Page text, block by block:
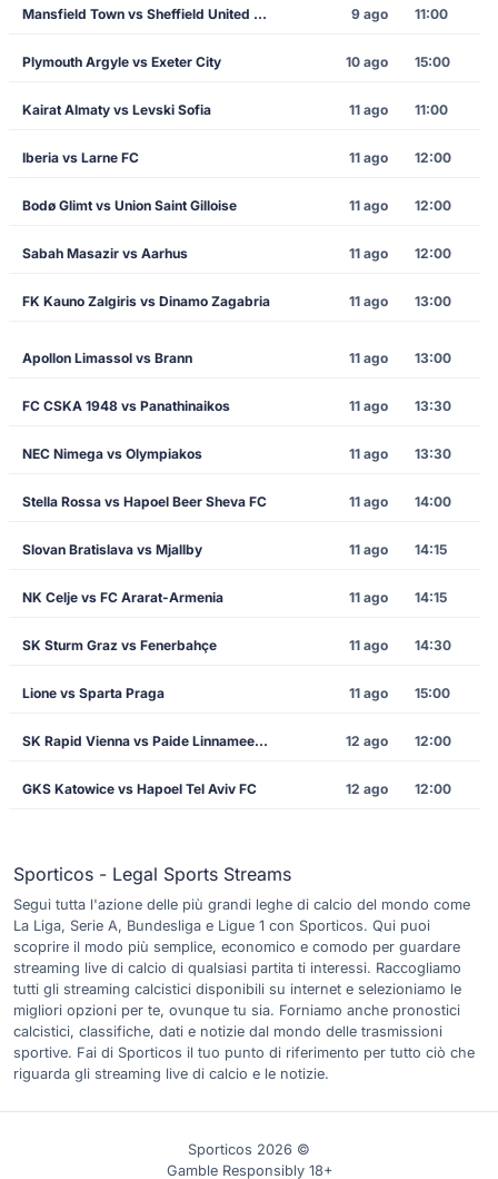
Mansfield Town vs Sheffield United FC 9 ago 11:00
Plymouth Argyle vs Exeter City 10 ago 15:00
Kairat Almaty vs Levski Sofia 11 ago 11:00
Iberia vs Larne FC 11 ago 12:00
Bodø Glimt vs Union Saint Gilloise 11 ago 12:00
Sabah Masazir vs Aarhus 11 ago 12:00
FK Kauno Zalgiris vs Dinamo Zagabria 11 ago 13:00
Apollon Limassol vs Brann 11 ago 13:00
FC CSKA 1948 vs Panathinaikos 11 ago 13:30
NEC Nimega vs Olympiakos 11 ago 13:30
Stella Rossa vs Hapoel Beer Sheva FC 11 ago 14:00
Slovan Bratislava vs Mjallby 11 ago 14:15
NK Celje vs FC Ararat-Armenia 11 ago 14:15
SK Sturm Graz vs Fenerbahçe 11 ago 14:30
Lione vs Sparta Praga 11 ago 15:00
SK Rapid Vienna vs Paide Linnameeskond 12 ago 12:00
GKS Katowice vs Hapoel Tel Aviv FC 12 ago 12:00
Sporticos - Legal Sports Streams
Segui tutta l'azione delle più grandi leghe di calcio del mondo come
La Liga, Serie A, Bundesliga e Ligue 1 con Sporticos. Qui puoi
scoprire il modo più semplice, economico e comodo per guardare
streaming live di calcio di qualsiasi partita ti interessi. Raccogliamo
tutti gli streaming calcistici disponibili su internet e selezioniamo le
migliori opzioni per te, ovunque tu sia. Forniamo anche pronostici
calcistici, classifiche, dati e notizie dal mondo delle trasmissioni
sportive. Fai di Sporticos il tuo punto di riferimento per tutto ciò che
riguarda gli streaming live di calcio e le notizie.
Sporticos 2026 ©
Gamble Responsibly 18+